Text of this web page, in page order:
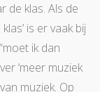
de klas. Als de
is er vaak bij
ik dan
‘meer muziek
van muziek. Op